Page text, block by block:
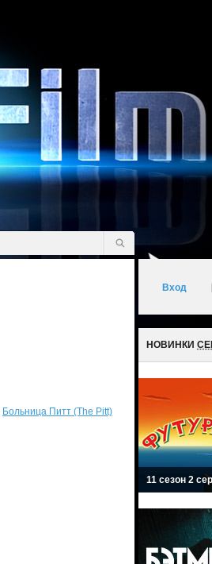
Больница Питт (The Pitt)
Вход
НОВИНКИ
11 сезон 2